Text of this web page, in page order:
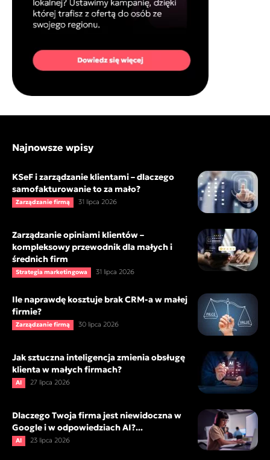
Najnowsze wpisy
KSeF i zarządzanie klientami – dlaczego
samofakturowanie to za mało?
Zarządzanie firmą 31 lipca 2026
Zarządzanie opiniami klientów –
kompleksowy przewodnik dla małych i
średnich firm
Strategia marketingowa 31 lipca 2026
Ile naprawdę kosztuje brak CRM-a w małej
firmie?
Zarządzanie firmą 30 lipca 2026
Jak sztuczna inteligencja zmienia obsługę
klienta w małych firmach?
AI 27 lipca 2026
Dlaczego Twoja firma jest niewidoczna w
Google i w odpowiedziach AI?...
AI 23 lipca 2026